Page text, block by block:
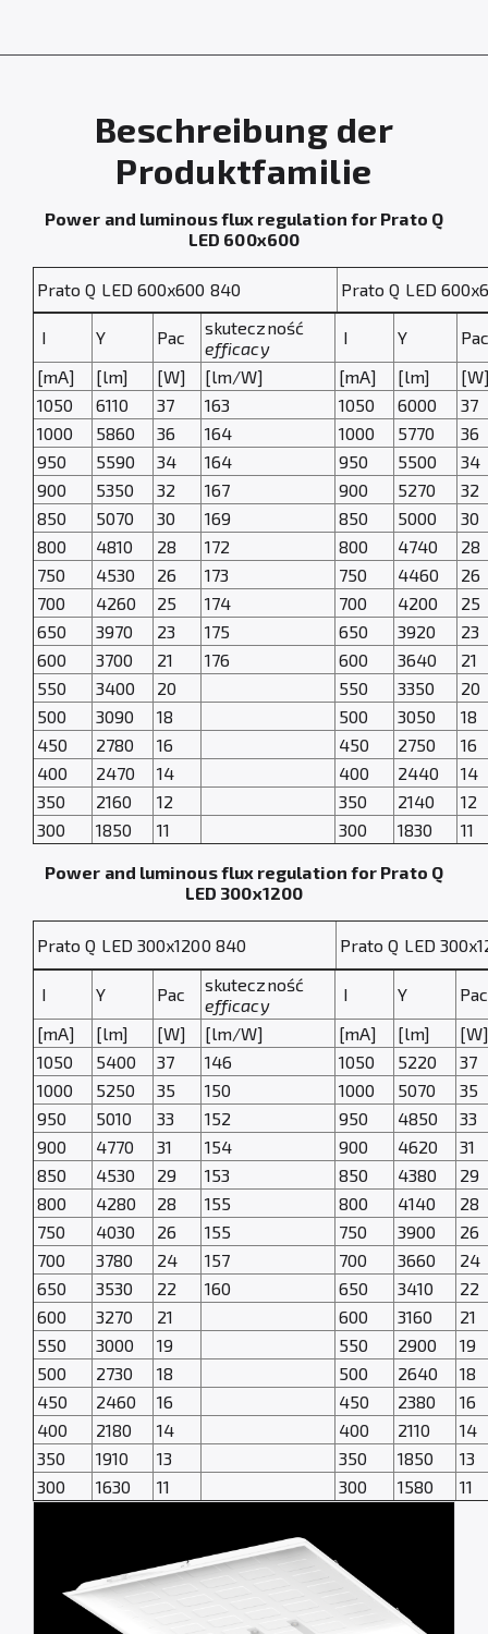
Beschreibung der
Produktfamilie
Power and luminous flux regulation for Prato Q
LED 600x600
Prato Q LED 600x600 840 Prato Q LED
I Y Pac
skuteczność
efficacy
I Y
[mA]
[lm] [W] [lm/W] [mA] [lm]
1050
6110 37 163 1050 6000
37
1000
5860 36 164 1000 5770
36
950
5590 34 164 950 5500
34
900
5350 32 167 900 5270
32
850
5070 30 169 850 5000
30
800
4810 28 172 800 4740
28
750
4530 26 173 750 4460
26
700
4260 25 174 700 4200
25
650
3970 23 175 650 3920
23
600
3700 21 176 600 3640
21
550
3400 20 550 3350
20
500
3090 18 500 3050
18
450
2780 16 450 2750
16
400
2470 14 400 2440
14
350
2160 12 350 2140
12
300
1850 11 300 1830 11
Power and luminous flux regulation for Prato Q
LED 300x1200
Prato Q LED 300x1200 840 Prato Q LED
I Y Pac
skuteczność
efficacy
I Y
Pac
[mA]
[lm] [W] [lm/W] [mA] [lm]
1050
5400 37 146 1050 5220
37
1000
5250 35 150 1000 5070
35
950
5010 33 152 950 4850
33
900
4770 31 154 900 4620
31
850
4530 29 153 850 4380
29
800
4280 28 155 800 4140
28
750
4030 26 155 750 3900
26
700
3780 24 157 700 3660
24
650
3530 22 160 650 3410
22
600
3270 21 600 3160
21
550
3000 19 550 2900
19
500
2730 18 500 2640
18
450
2460 16 450 2380
16
400
2180 14 400 2110
14
350
1910 13 350 1850
13
300
1630 11 300 1580 11